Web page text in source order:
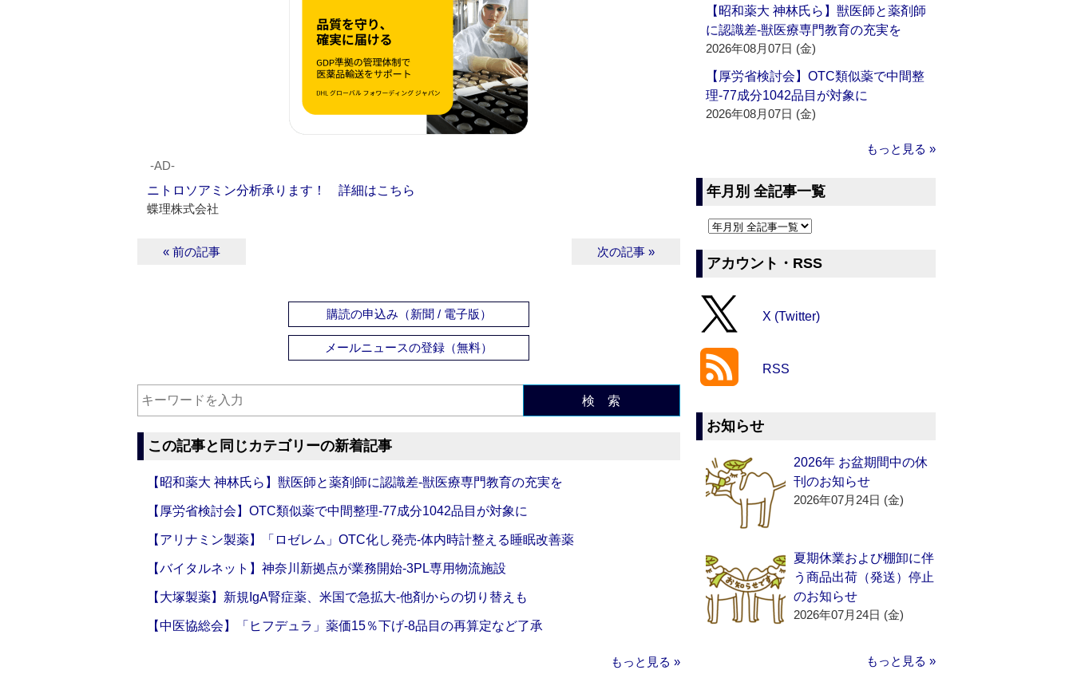
‐AD‐
ニトロソアミン分析承ります！ 詳細はこちら
蝶理株式会社
« 前の記事 次の記事 »
購読の申込み（新聞 / 電子版）
メールニュースの登録（無料）
検 索
この記事と同じカテゴリーの新着記事
【昭和薬大 神林氏ら】獣医師と薬剤師に認識差‐獣医療専門教育の充実を
【厚労省検討会】OTC類似薬で中間整理‐77成分1042品目が対象に
【アリナミン製薬】「ロゼレム」OTC化し発売‐体内時計整える睡眠改善薬
【バイタルネット】神奈川新拠点が業務開始‐3PL専用物流施設
【大塚製薬】新規IgA腎症薬、米国で急拡大‐他剤からの切り替えも
【中医協総会】「ヒフデュラ」薬価15％下げ‐8品目の再算定など了承
もっと見る »
【昭和薬大 神林氏ら】獣医師と薬剤師
に認識差‐獣医療専門教育の充実を
2026年08月07日 (金)
【厚労省検討会】OTC類似薬で中間整
理‐77成分1042品目が対象に
2026年08月07日 (金)
もっと見る »
年月別 全記事一覧
アカウント・RSS
X (Twitter)
RSS
お知らせ
2026年 お盆期間中の休
刊のお知らせ
2026年07月24日 (金)
夏期休業および棚卸に伴
う商品出荷（発送）停止
のお知らせ
2026年07月24日 (金)
もっと見る »